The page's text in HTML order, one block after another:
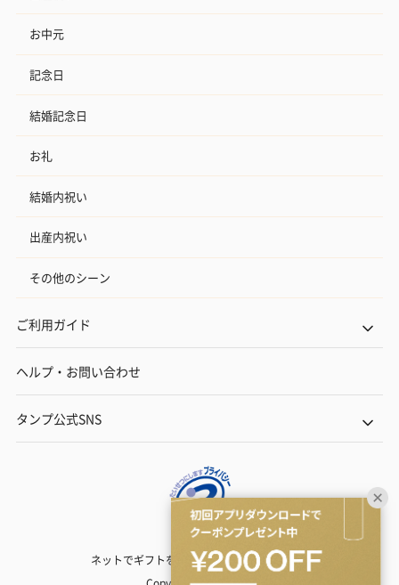
お中元
記念日
結婚記念日
お礼
結婚内祝い
出産内祝い
その他のシーン
ご利用ガイド
ヘルプ・お問い合わせ
タンプ公式SNS
ネットでギフトを贈るなら | TANP（タンプ）